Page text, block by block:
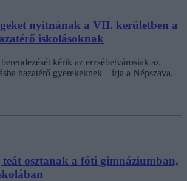
nyitnának a VII. kerületben a
iskolásoknak
kérik az erzsébetvárosiak az
hazatérő gyerekeknek – írja a Népszava.
osztanak a fóti gimnáziumban,